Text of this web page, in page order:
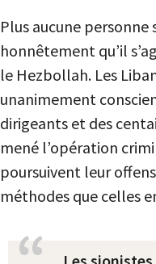
Plus aucune
honnêtement qu’il
le Hezbollah. Les
unanimement
dirigeants et des
mené l’opération
poursuivent leur
méthodes que celles